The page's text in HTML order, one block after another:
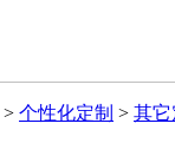
> 个性化定制 > 其它